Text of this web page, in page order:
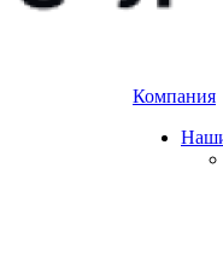
Компания